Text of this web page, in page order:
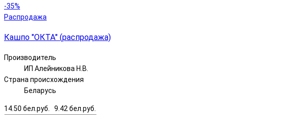
-35%
Распродажа
Кашпо "ОКТА" (распродажа)
Производитель
ИП Алейникова Н.В.
Страна происхождения
Беларусь
14.50 бел.руб.
9.42 бел.руб.